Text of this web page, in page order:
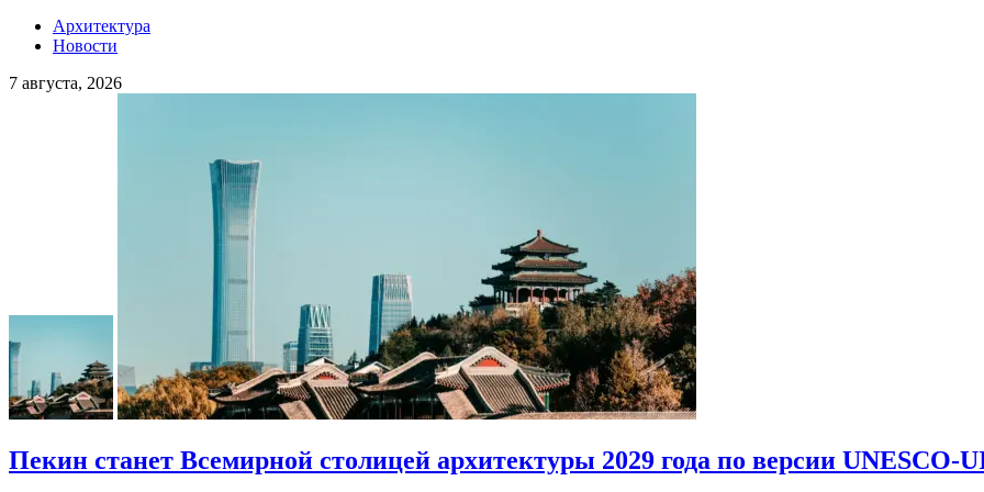
Архитектура
Новости
7 августа, 2026
Пекин станет Всемирной столицей архитектуры 2029 года по версии UNESCO-